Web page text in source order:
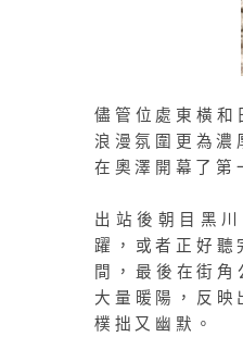
儘管位處東橫和
浪漫氛圍更為
在奧澤開幕了第
出站後朝目黑
躍，或者正好聽
間，最後在街
大量暖陽，反映
樸拙又幽默。